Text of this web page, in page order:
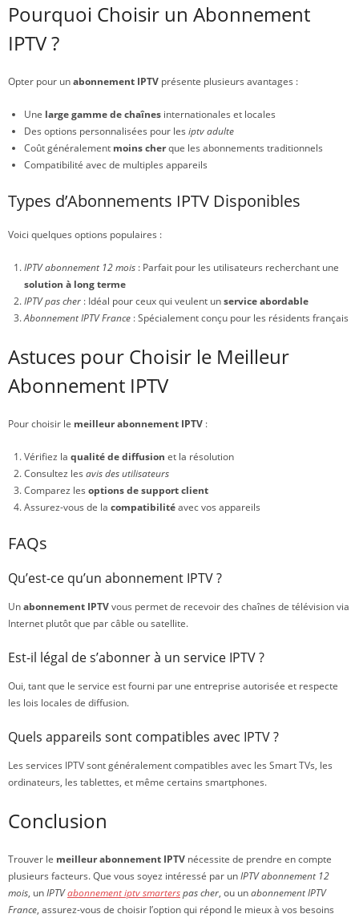
Pourquoi Choisir un Abonnement
IPTV ?
Opter pour unabonnement IPTV présente plusieurs avantages :
Une large gamme de chaînes internationales et locales
Des options personnalisées pour les iptv adulte
Coût généralement moins cherque les abonnements traditionnels
Compatibilité avec de multiples appareils
Types d’Abonnements IPTV Disponibles
Voici quelques options populaires :
IPTV abonnement 12 mois : Parfait pour les utilisateurs recherchant une
solution à long terme
IPTV pas cher : Idéal pour ceux qui veulent unservice abordable
Abonnement IPTV France : Spécialement conçu pour les résidents français
Astuces pour Choisir le Meilleur
Abonnement IPTV
Pour choisir le meilleur abonnement IPTV :
Vérifiez la qualité de diffusion et la résolution
Consultez les avis des utilisateurs
Comparez les options de support client
Assurez-vous de la compatibilitéavec vos appareils
FAQs
Qu’est-ce qu’un abonnement IPTV ?
Unabonnement IPTVvous permet de recevoir des chaînes de télévision via
Internet plutôt que par câble ou satellite.
Est-il légal de s’abonner à un service IPTV ?
Oui, tant que le service est fourni par une entreprise autorisée et respecte
les lois locales de diffusion.
Quels appareils sont compatibles avec IPTV ?
Les services IPTV sont généralement compatibles avec les Smart TVs, les
ordinateurs, les tablettes, et même certains smartphones.
Conclusion
Trouver le meilleur abonnement IPTV nécessite de prendre en compte
plusieurs facteurs. Que vous soyez intéressé par unIPTV abonnement 12
mois, unIPTVabonnement iptv smarterspas cher, ou unabonnement IPTV
France, assurez-vous de choisir l’option qui répond le mieux à vos besoins